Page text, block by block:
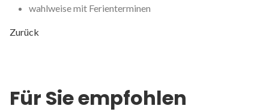
wahlweise mit Ferienterminen
Zurück
Für Sie empfohlen